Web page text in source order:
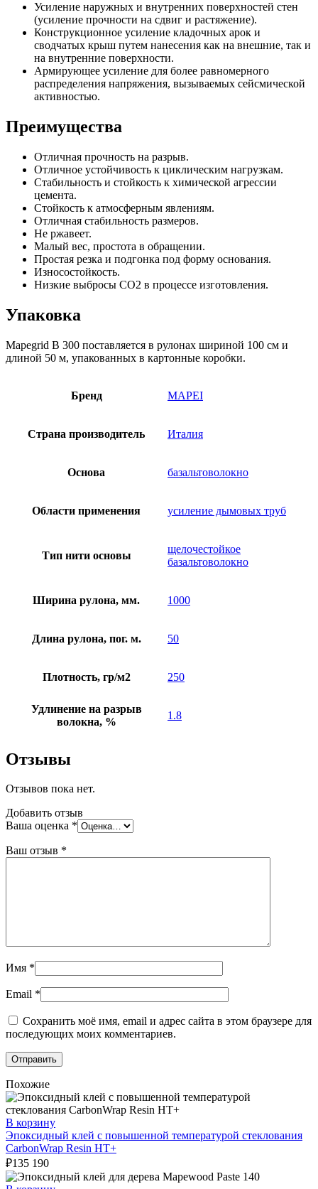
Усиление наружных и внутренних поверхностей стен
(усиление прочности на сдвиг и растяжение).
Конструкционное усиление кладочных арок и
сводчатых крыш путем нанесения как на внешние, так и
на внутренние поверхности.
Армирующее усиление для более равномерного
распределения напряжения, вызываемых сейсмической
активностью.
Преимущества
Отличная прочность на разрыв.
Отличное устойчивость к циклическим нагрузкам.
Стабильность и стойкость к химической агрессии
цемента.
Стойкость к атмосферным явлениям.
Отличная стабильность размеров.
Не ржавеет.
Малый вес, простота в обращении.
Простая резка и подгонка под форму основания.
Износостойкость.
Низкие выбросы СО2 в процессе изготовления.
Упаковка
Mapegrid B 300 поставляется в рулонах шириной 100 см и
длиной 50 м, упакованных в картонные коробки.
Бренд MAPEI
Страна производитель Италия
Основа базальтоволокно
Области применения усиление дымовых труб
Тип нити основы
щелочестойкое
базальтоволокно
Ширина рулона, мм. 1000
Длина рулона, пог. м. 50
Плотность, гр/м2 250
Удлинение на разрыв
волокна, %
1.8
Отзывы
Отзывов пока нет.
Добавить отзыв
Ваша оценка *
Ваш отзыв *
Имя *
Email *
Сохранить моё имя, email и адрес сайта в этом браузере для
последующих моих комментариев.
Похожие
В корзину
Эпоксидный клей с повышенной температурой стеклования
CarbonWrap Resin HT+
₽135 190